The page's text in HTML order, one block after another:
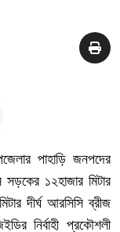
পাহাড়ি জনপদের
১২হাজার মিটার
দীর্ঘ আরসিসি ব্রীজ
নির্বাহী প্রকৌশলী